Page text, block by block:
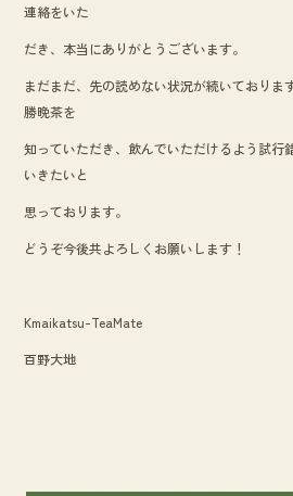
連絡をいた
だき、本当にありがとうございます。
まだまだ、先の読めない状況が続いておりま
勝晩茶を
知っていただき、飲んでいただけるよう試行
いきたいと
思っております。
どうぞ今後共よろしくお願いします！
Kmaikatsu-TeaMate
百野大地